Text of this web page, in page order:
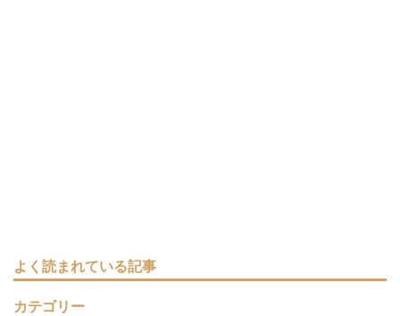
よく読まれている記事
カテゴリー